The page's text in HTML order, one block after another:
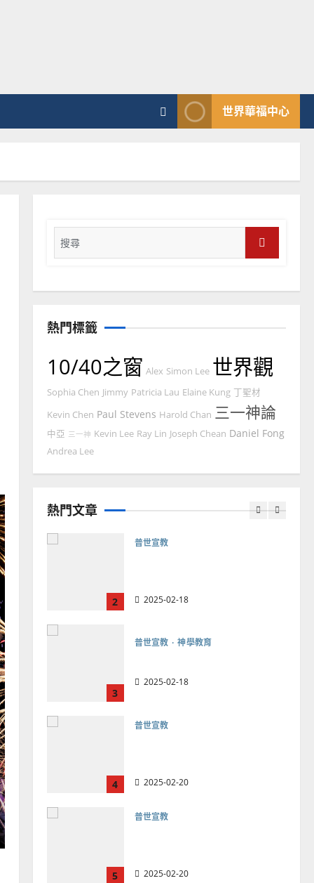
世界華福中心
Search
for:
熱門標籤
10/40之窗 Alex Simon Lee 世界觀
Sophia Chen Jimmy Patricia Lau Elaine Kung 丁聖材
Kevin Chen Paul Stevens Harold Chan 三一神論
中亞 三一神 Kevin Lee Ray Lin Joseph Chean Daniel Fong
Andrea Lee
熱門文章
差傳過來人的佳美見證｜歐
7
德國華人宣教經歷｜吳振
2025-02-20
1
教會發展
如何以國度思維建造地方堂
會？
2024-01-09
2
福音未及之民的定義、現況
2025-02-18
3
普世宣教
4
5
普世宣教
2025-02-20
6
普世宣教
2025-02-18